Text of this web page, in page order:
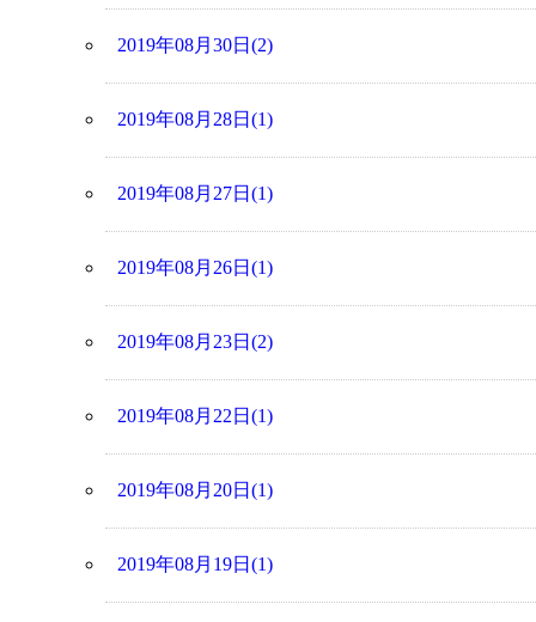
2019年08月30日(2)
2019年08月28日(1)
2019年08月27日(1)
2019年08月26日(1)
2019年08月23日(2)
2019年08月22日(1)
2019年08月20日(1)
2019年08月19日(1)